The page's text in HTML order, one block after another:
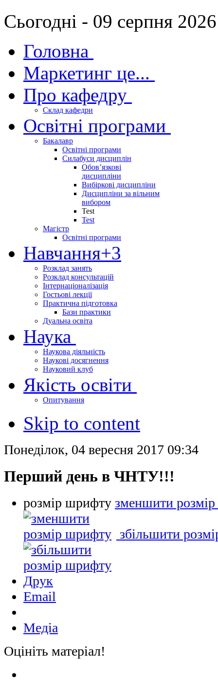
Сьогодні - 09 серпня
Головна
Маркетинг це...
Про кафедру
Склад кафедри
Освітні програми
Бакалавр
Освітні програми
Силабуси дисциплін
Обов’язкові
дисципліни
Вибіркові дисципліни
Дисципліни за вільним
вибором
Test
Test
Магістр
Освітні програми
Навчання+3
Розклад занять
Розклад консультацій
Інтернаціоналізація
Гостьові лекції
Практична підготовка
Бази практики
Дуальна освіта
Наука
Наукова діяльність
Наукові досягнення
Науковий клуб
Якість освіти
Опитування
Skip to content
Понеділок, 04 вересня 2017 09:34
Перший день в ЧНТУ!!!
розмір шрифту зменшити
збільшити
Друк
Email
Медіа
Оцініть матеріал!